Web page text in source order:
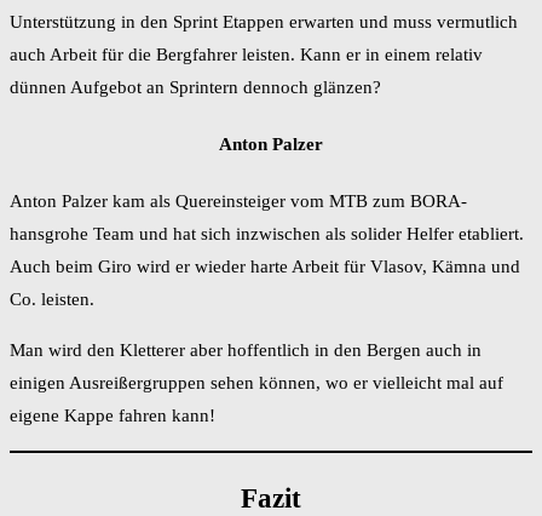
Unterstützung in den Sprint Etappen erwarten und muss vermutlich
auch Arbeit für die Bergfahrer leisten. Kann er in einem relativ
dünnen Aufgebot an Sprintern dennoch glänzen?
Anton Palzer
Anton Palzer kam als Quereinsteiger vom MTB zum BORA-
hansgrohe Team und hat sich inzwischen als solider Helfer etabliert.
Auch beim Giro wird er wieder harte Arbeit für Vlasov, Kämna und
Co. leisten.
Man wird den Kletterer aber hoffentlich in den Bergen auch in
einigen Ausreißergruppen sehen können, wo er vielleicht mal auf
eigene Kappe fahren kann!
Fazit